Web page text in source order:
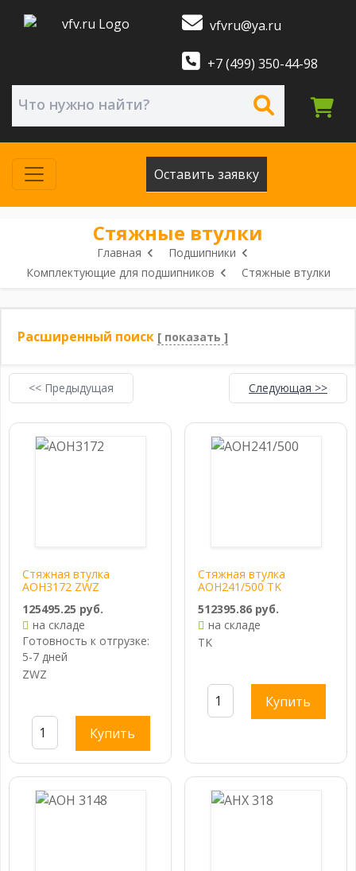
vfvru@ya.ru
+7 (499) 350-44-98
Оставить заявку
Стяжные втулки
Главная
Подшипники
Комплектующие для подшипников
Стяжные втулки
Расширенный поиск [ показать ]
<< Предыдущая Следующая >>
Стяжная втулка
AOH3172 ZWZ
125495.25 руб.
на складе
Готовность к отгрузке:
5-7 дней
ZWZ
Купить
Стяжная втулка
AOH241/500 TK
512395.86 руб.
на складе
TK
Купить